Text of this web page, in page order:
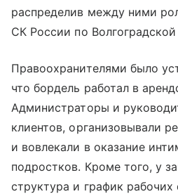
распределив между ними
СК России по
Правоохранителями было
что бордель работал в
Администраторы и
клиентов, организовывали
и вовлекали в оказание
подростков. Кроме того, у
структура и график